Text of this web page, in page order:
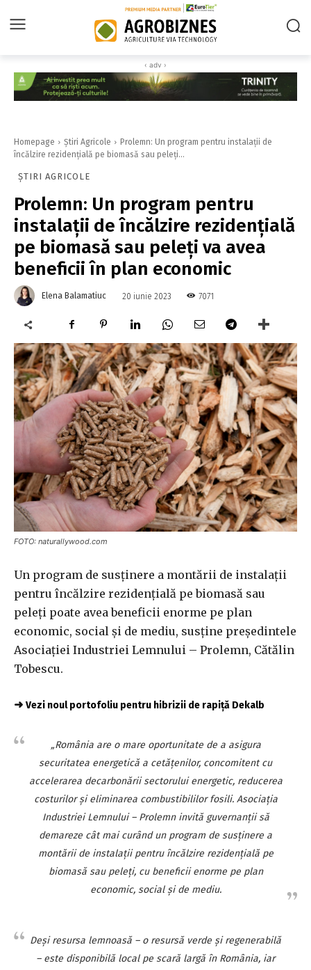
‹ adv ›
Homepage Știri Agricole
Prolemn: Un program pentru instalaţii de
încălzire rezidenţială pe biomasă sau peleţi...
ȘTIRI AGRICOLE
Prolemn: Un program pentru
instalaţii de încălzire rezidenţială
pe biomasă sau peleţi va avea
beneficii în plan economic
Elena Balamatiuc 20 iunie 2023 7071
FOTO: naturallywood.com
Un program de susţinere a montării de instalaţii
pentru încălzire rezidenţială pe biomasă sau
peleţi poate avea beneficii enorme pe plan
economic, social şi de mediu, susţine preşedintele
Asociaţiei Industriei Lemnului – Prolemn, Cătălin
Tobescu.
➜ Vezi noul portofoliu pentru hibrizii de rapiță Dekalb
„România are o mare oportunitate de a asigura
securitatea energetică a cetăţenilor, concomitent cu
accelerarea decarbonării sectorului energetic, reducerea
costurilor şi eliminarea combustibililor fosili. Asociaţia
Industriei Lemnului – Prolemn invită guvernanţii să
demareze cât mai curând un program de susţinere a
montării de instalaţii pentru încălzire rezidenţială pe
biomasă sau peleţi, cu beneficii enorme pe plan
economic, social şi de mediu.
Deşi resursa lemnoasă – o resursă verde şi regenerabilă
– este disponibilă local pe scară largă în România, iar